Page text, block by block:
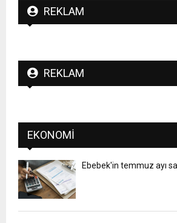
REKLAM
REKLAM
EKONOMI
Ebebek'in temmuz ayı